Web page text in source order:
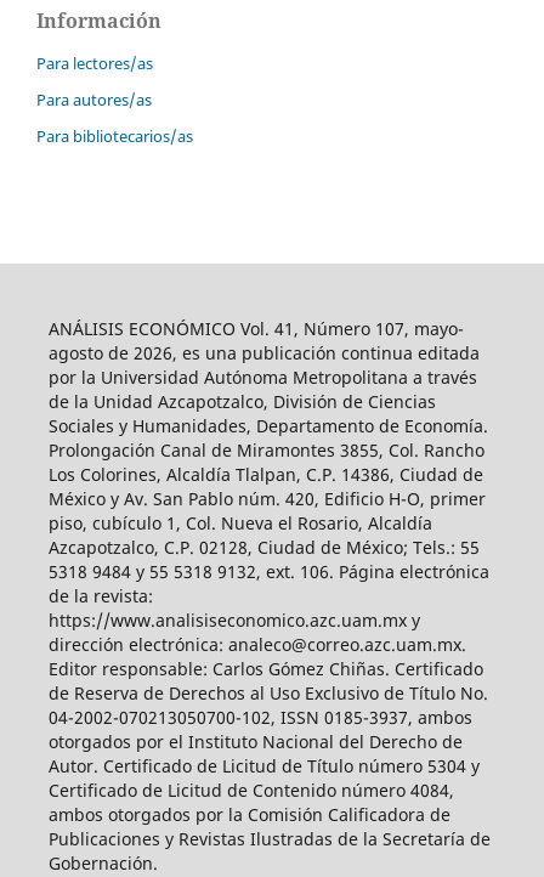
Información
Para lectores/as
Para autores/as
Para bibliotecarios/as
ANÁLISIS ECONÓMICO Vol. 41, Número 107, mayo-
agosto de 2026, es una publicación continua editada
por la Universidad Autónoma Metropolitana a través
de la Unidad Azcapotzalco, División de Ciencias
Sociales y Humanidades, Departamento de Economía.
Prolongación Canal de Miramontes 3855, Col. Rancho
Los Colorines, Alcaldía Tlalpan, C.P. 14386, Ciudad de
México y Av. San Pablo núm. 420, Edificio H-O, primer
piso, cubículo 1, Col. Nueva el Rosario, Alcaldía
Azcapotzalco, C.P. 02128, Ciudad de México; Tels.: 55
5318 9484 y 55 5318 9132, ext. 106. Página electrónica
de la revista:
https://www.analisiseconomico.azc.uam.mx y
dirección electrónica: analeco@correo.azc.uam.mx.
Editor responsable: Carlos Gómez Chiñas. Certificado
de Reserva de Derechos al Uso Exclusivo de Título No.
04-2002-070213050700-102, ISSN 0185-3937, ambos
otorgados por el Instituto Nacional del Derecho de
Autor. Certificado de Licitud de Título número 5304 y
Certificado de Licitud de Contenido número 4084,
ambos otorgados por la Comisión Calificadora de
Publicaciones y Revistas Ilustradas de la Secretaría de
Gobernación.